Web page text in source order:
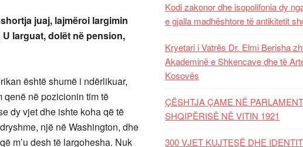
juaj, lajmëroi largimin
larguat, dolët në pension,
është shumë i ndërlikuar,
qenë në pozicionin tim të
dy vjet dhe ishte koha që të
një në Washington, dhe
m’u desh të largohesha. Nuk
Kodi zakonor dhe isopolifonia dy
e gjalla madhështore të antikitetit
Kryetari i Vatrës Dr. Elmi Berisha
Akademinë e Shkencave dhe të
Kosovës
ÇËSHTJA ÇAME NË
SHQIPËRISË NË VITIN 1921
300 VJET KUJTESË DHE